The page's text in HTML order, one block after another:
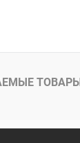
ТОВАРЫ